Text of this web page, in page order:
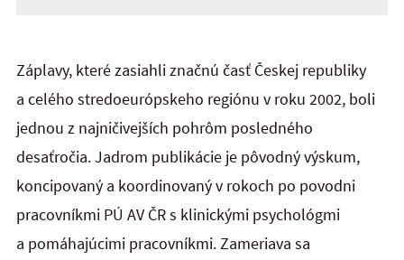
Záplavy, které zasiahli značnú časť Českej republiky
a celého stredoeurópskeho regiónu v roku 2002, boli
jednou z najničivejších pohrôm posledného
desaťročia. Jadrom publikácie je pôvodný výskum,
koncipovaný a koordinovaný v rokoch po povodni
pracovníkmi PÚ AV ČR s klinickými psychológmi
a pomáhajúcimi pracovníkmi. Zameriava sa